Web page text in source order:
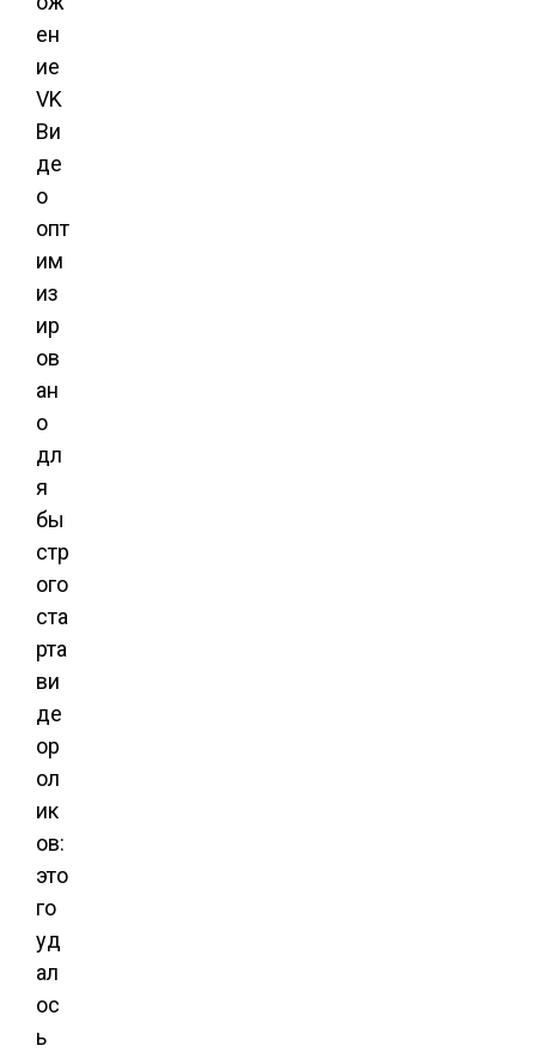
ен
ие
VK
Ви
де
о
опт
им
из
ир
ов
ан
о
дл
я
бы
стр
ого
ста
рта
ви
де
ор
ол
ик
ов:
это
го
уд
ал
ос
ь